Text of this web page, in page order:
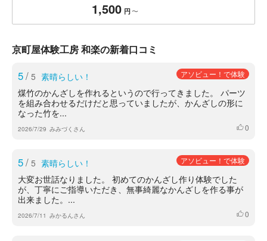
1,500 円 〜
京町屋体験工房 和楽の新着口コミ
5/ 5 素晴らしい！ アソビュー！で体験
煤竹のかんざしを作れるというので行ってきました。 パーツ
を組み合わせるだけだと思っていましたが、かんざしの形に
なった竹を...
2026/7/29 みみづくさん いいね
0
5/ 5 素晴らしい！ アソビュー！で体験
大変お世話なりました。 初めてのかんざし作り体験でした
が、丁寧にご指導いただき、無事綺麗なかんざしを作る事が
出来ました。...
2026/7/11 みかるんさん いいね
0